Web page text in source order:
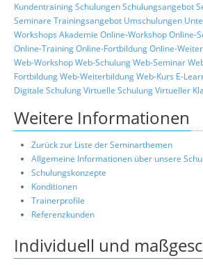
KundentrainingSchulungenSchulungsangebot
Seminare Trainingsangebot Umschulungen
Workshops Akademie Online-WorkshopOnline-
Online-TrainingOnline-FortbildungOnline-
Web-WorkshopWeb-SchulungWeb-Seminar
FortbildungWeb-WeiterbildungWeb-Kurs E-
Digitale SchulungVirtuelle SchulungVirtueller
Weitere Informationen
Zurück zur Liste der Seminarthemen
Allgemeine Informationen über unsere
Schulungskonzepte
Konditionen
Trainerprofile
Referenzkunden
Individuell und